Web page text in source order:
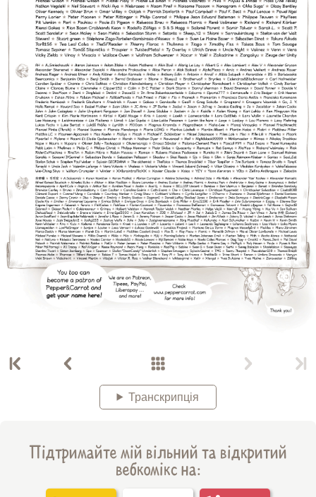
Транскрипція
Підтримайте мій вільний та відкритий
вебкомікс на: